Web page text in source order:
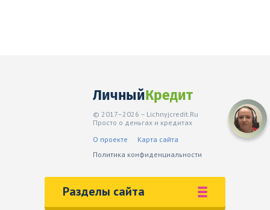
Личный Кредит
© 2017–2026 – Lichnyjcredit.Ru
Просто о деньгах и кредитах
О проекте
Карта сайта
Политика конфиденциальности
Разделы сайта